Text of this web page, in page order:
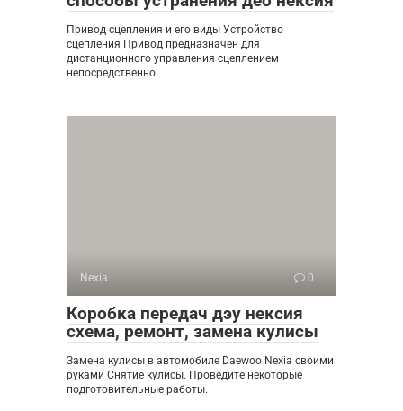
Привод сцепления и его виды Устройство
сцепления Привод предназначен для
дистанционного управления сцеплением
непосредственно
Nexia 0
Коробка передач дэу нексия
схема, ремонт, замена кулисы
Замена кулисы в автомобиле Daewoo Nexia своими
руками Снятие кулисы. Проведите некоторые
подготовительные работы.